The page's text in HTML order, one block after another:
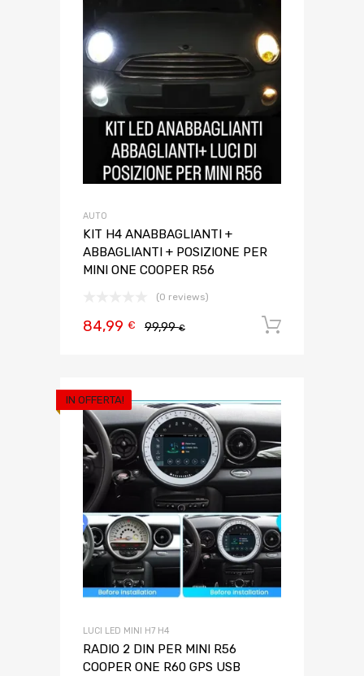
AUTO
KIT H4 ANABBAGLIANTI +
ABBAGLIANTI + POSIZIONE PER
MINI ONE COOPER R56
(0 reviews)
99,99€
84,99 €
IN OFFERTA!
LUCI LED MINI H7 H4
RADIO 2 DIN PER MINI R56
COOPER ONE R60 GPS USB